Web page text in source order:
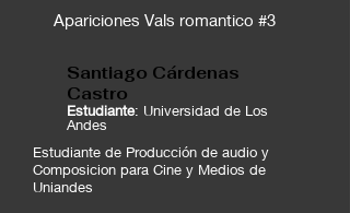
Apariciones Vals romantico #3
Santiago Cárdenas
Castro
Estudiante: Universidad de Los
Andes
Estudiante de Producción de audio y
Composicion para Cine y Medios de
Uniandes